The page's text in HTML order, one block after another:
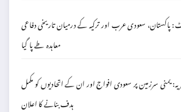
پاکستان، سعودی عرب اور ترکیہ کے درمیان تاریخی دفاعی
معاہدہ طے پا گیا
یمنی سرزمین پر سعودی افواج اور ان کے اتحادیوں کو مکمل
ہدف بنانے کا اعلان